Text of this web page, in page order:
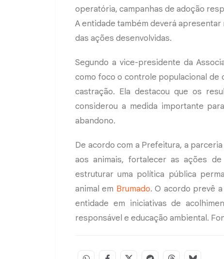
operatória, campanhas de adoção
A entidade também deverá
das ações desenvolvidas.
Segundo a vice-presidente da
como foco o controle populacional de
castração. Ela destacou que os
considerou a medida importante
abandono.
De acordo com a Prefeitura, a
aos animais, fortalecer as ações
estruturar uma política pública
animal em Brumado. O acordo prevê
entidade em iniciativas de
responsável e educação ambiental.